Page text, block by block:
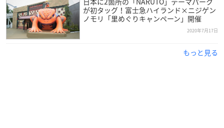
が初タッグ！富士急ハイランド×ニジゲン
ノモリ「里めぐりキャンペーン」開催
2020年7月17日
もっと見る